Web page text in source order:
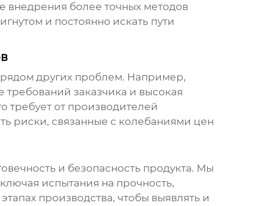
внедрения более точных методов
и постоянно искать пути
других проблем. Например,
заказчика и высокая
требует от производителей
риски, связанные с колебаниями цен
и безопасность продукта. Мы
испытания на прочность,
производства, чтобы выявлять и